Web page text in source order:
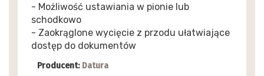
- Możliwość ustawiania w pionie lub
schodkowo
- Zaokrąglone wycięcie z przodu ułatwiające
dostęp do dokumentów
Producent: Datura